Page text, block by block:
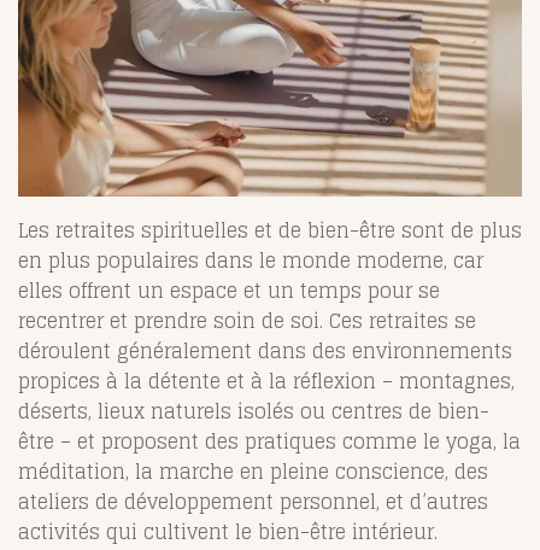
Les retraites spirituelles et de bien-être sont de plus
en plus populaires dans le monde moderne, car
elles offrent un espace et un temps pour se
recentrer et prendre soin de soi. Ces retraites se
déroulent généralement dans des environnements
propices à la détente et à la réflexion – montagnes,
déserts, lieux naturels isolés ou centres de bien-
être – et proposent des pratiques comme le yoga, la
méditation, la marche en pleine conscience, des
ateliers de développement personnel, et d’autres
activités qui cultivent le bien-être intérieur.